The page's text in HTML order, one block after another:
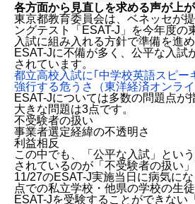
各方面から見直しを求める声が上が
東京都教育委員会は、ベネッセが
ングテスト「ESAT-J」を今年度の
入試に組み入れる方針で準備を進
ESAT-Jに不備が多く、公平な入試
されています。
都立高校入試に｢中学校英語スピー
強行する危うさ（東洋経済オンラ
ESAT-Jについては多数の問題点が
大きな問題は3点です。
不受験者の扱い
事業者選定経緯の不透明さ
利益相反
この中でも、「公平な入試」とい
されているのが「不受験者の扱い」
11/27のESAT-J実施当日に病気に
点での私立学校・他県の学校の生
ESAT-Jを受験することができない